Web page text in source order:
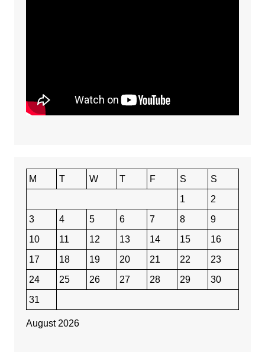
August 2026
M T W T F S
S
1
2
3
4 5 6 7 8
9
10
11 12 13 14 15
16
17
18 19 20 21 22
23
24
25 26 27 28 29
30
31